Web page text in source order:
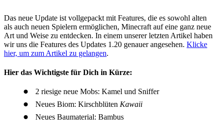
Das neue Update ist vollgepackt mit Features, die es sowohl alten
als auch neuen Spielern ermöglichen, Minecraft auf eine ganz neue
Art und Weise zu entdecken. In einem unserer letzten Artikel haben
wir uns die Features des Updates 1.20 genauer angesehen. Klicke
hier, um zum Artikel zu gelangen.
Hier das Wichtigste für Dich in Kürze:
2 riesige neue Mobs: Kamel und Sniffer
Neues Biom: Kirschblüten Kawaii
Neues Baumaterial: Bambus